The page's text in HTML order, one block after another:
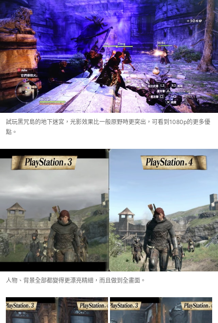
試玩黑咒島的地下迷宮，光影效果比一般原野時更突出，可看到1080p的更多優
點。
人物、背景全部都變得更漂亮精細，而且做到全畫面。